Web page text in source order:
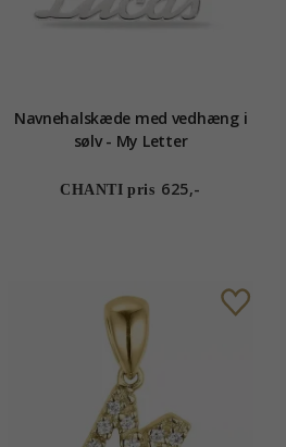
Navnehalskæde med vedhæng i
sølv - My Letter
CHANTI pris 625,-